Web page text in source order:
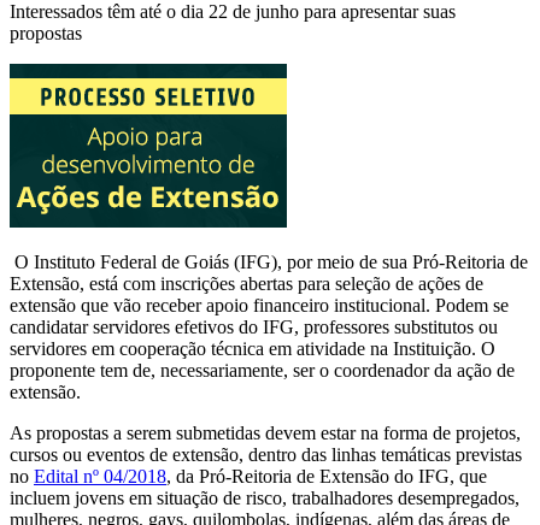
Interessados têm até o dia 22 de junho para apresentar suas
propostas
O Instituto Federal de Goiás (IFG), por meio de sua Pró-Reitoria de
Extensão, está com inscrições abertas para seleção de ações de
extensão que vão receber apoio financeiro institucional. Podem se
candidatar servidores efetivos do IFG, professores substitutos ou
servidores em cooperação técnica em atividade na Instituição. O
proponente tem de, necessariamente, ser o coordenador da ação de
extensão.
As propostas a serem submetidas devem estar na forma de projetos,
cursos ou eventos de extensão, dentro das linhas temáticas previstas
no Edital nº 04/2018, da Pró-Reitoria de Extensão do IFG, que
incluem jovens em situação de risco, trabalhadores desempregados,
mulheres, negros, gays, quilombolas, indígenas, além das áreas de